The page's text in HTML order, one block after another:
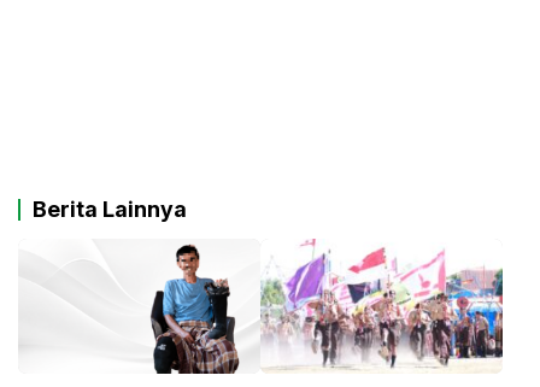
Berita Lainnya